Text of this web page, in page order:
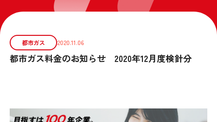
都市ガス 2020.11.06
都市ガス料金のお知らせ 2020年12月度検針分